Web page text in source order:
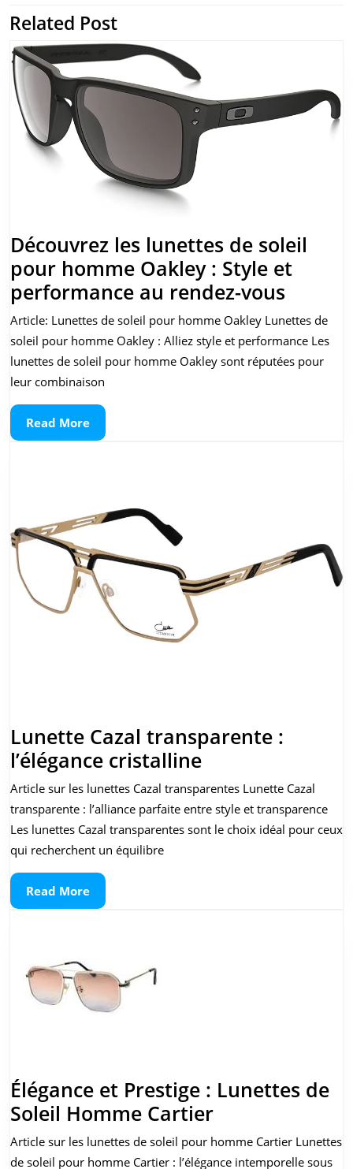
l’article
Previous
post:
Related Post
Découvrez les lunettes de soleil
pour homme Oakley : Style et
performance au rendez-vous
les
de
au
Article: Lunettes de soleil pour homme Oakley Lunettes de
soleil pour homme Oakley : Alliez style et performance Les
lunettes de soleil pour homme Oakley sont réputées pour
leur combinaison
Read MoreRead
More
Lunette Cazal transparente :
l’élégance cristallineLunette
Cazal
transparente
:
Article sur les lunettes Cazal transparentes Lunette Cazal
transparente : l’alliance parfaite entre style et transparence
Les lunettes Cazal transparentes sont le choix idéal pour ceux
qui recherchent un équilibre
Read MoreRead
More
Élégance et Prestige : Lunettes de
Soleil Homme CartierÉlégance
et
Prestige
Article sur les lunettes de soleil pour homme Cartier Lunettes
de soleil pour homme Cartier : l’élégance intemporelle sous